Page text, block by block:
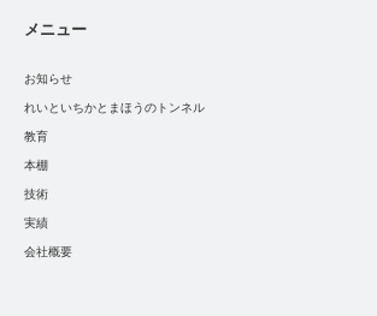
メニュー
お知らせ
れいといちかとまほうのトンネル
教育
本棚
技術
実績
会社概要